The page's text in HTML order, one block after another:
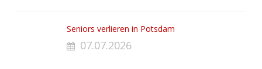
Seniors verlieren in Potsdam
07.07.2026